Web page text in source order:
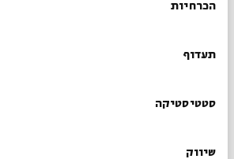
הסכמה
הכרחיות
תעדוף
סטטיסטיקה
שיווק